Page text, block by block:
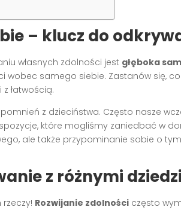
– klucz do
własnych zdolności jest głęboka
wobec samego siebie. Zastanów się,
łatwością.
z dzieciństwa. Często nasze
które mogliśmy zaniedbać w
ale także przypominanie sobie o
z różnymi
Rozwijanie zdolności często